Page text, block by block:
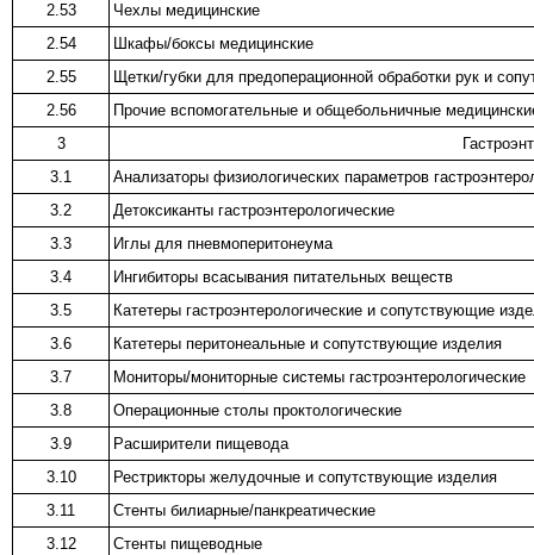
2.53
Чехлы медицинские
2.54
Шкафы/боксы медицинские
2.55
Щетки/губки для предоперационной обработки рук и
2.56
Прочие вспомогательные и общебольничные
3
3.1
Анализаторы физиологических параметров
3.2
Детоксиканты гастроэнтерологические
3.3
Иглы для пневмоперитонеума
3.4
Ингибиторы всасывания питательных веществ
3.5
Катетеры гастроэнтерологические и сопутствующие
3.6
Катетеры перитонеальные и сопутствующие изделия
3.7
Мониторы/мониторные системы гастроэнтерологические
3.8
Операционные столы проктологические
3.9
Расширители пищевода
3.10
Рестрикторы желудочные и сопутствующие изделия
3.11
Стенты билиарные/панкреатические
3.12
Стенты пищеводные